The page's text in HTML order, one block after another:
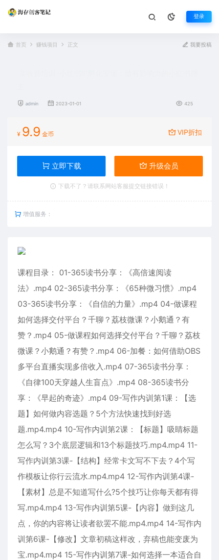
登录
首页 赚钱项目 正文 我要投稿
admin 2023-01-01 425
¥ 9.9 金币 VIP折扣
立即下载 升级会员
下载不了？请联系网站客服提交链接错误！
增值服务：
课程目录： 01-365读书分享：《高倍速阅读
法》.mp4 02-365读书分享：《65种微习惯》.mp4
03-365读书分享：《自信的力量》.mp4 04-做课程
如何选择交付平台？千聊？荔枝微课？小鹅通？有
赞？.mp4 05-做课程如何选择交付平台？千聊？荔枝
微课？小鹅通？有赞？.mp4 06-加餐：如何借助OBS
多平台直播实现多倍收入.mp4 07-365读书分享：
《自律100天穿越人生盲点》.mp4 08-365读书分
享：《早起的奇迹》.mp4 09-写作内训第1课：【选
题】如何做内容选题？5个方法快速找到好选
题.mp4.mp4 10-写作内训第2课：【标题】吸睛标题
怎么写？3个底层逻辑和13个标题技巧.mp4.mp4 11-
写作内训第3课-【结构】经常卡文写不下去？4个写
作模板让你行云流水.mp4.mp4 12-写作内训第4课-
【素材】总是不知道写什么?5个技巧让你每天都有得
写.mp4.mp4 13-写作内训第5课-【内容】做到这几
点，你的内容将让读者欲罢不能.mp4.mp4 14-写作内
训第6课-【修改】文章初稿这样改，弃稿也能变废为
宝.mp4.mp4 15-写作内训第7课-如何选择一本适合自